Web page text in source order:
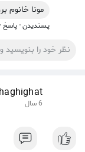
مونا خانوم
پسندیدن· پاسخ·
6 سال